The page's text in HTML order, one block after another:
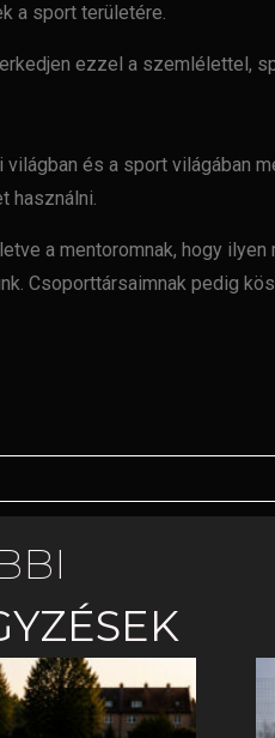
a sport területére.
ezzel a szemlélettel,
világban és a sport világában
használni.
a mentoromnak, hogy ilyen
Csoporttársaimnak pedig